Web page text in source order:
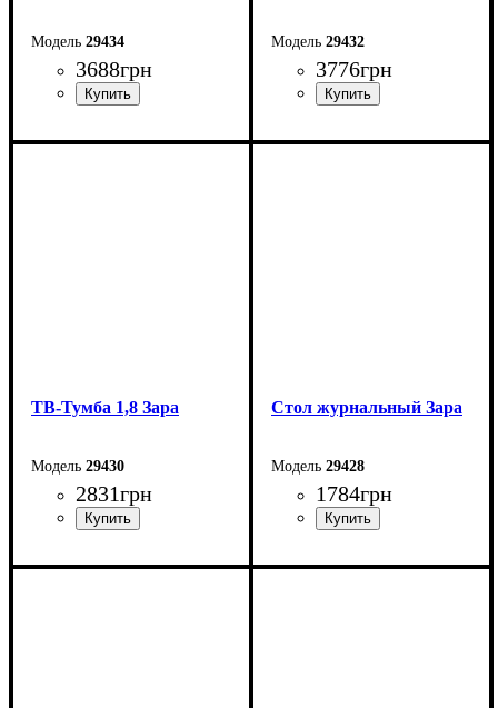
29434
3688грн
Ширина: 135 см
29432
3776грн
Ширина: 230 см
ТВ-Тумба 1,8 Зара
29430
2831грн
Ширина: 180 см
Стол журнальный Зара
29428
1784грн
Ширина: 87 см